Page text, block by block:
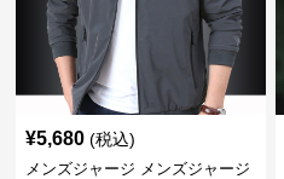
¥5,680 (税込)
メンズジャージ メンズジャージ